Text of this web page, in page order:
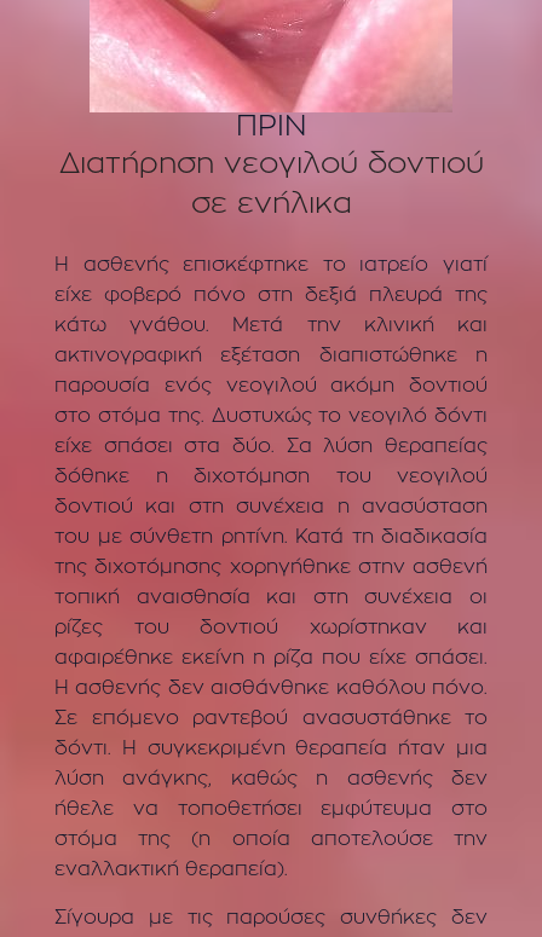
ΠΡΙΝ
Διατήρηση νεογιλού δοντιού
σε ενήλικα
Η ασθενής επισκέφτηκε το ιατρείο γιατί
είχε φοβερό πόνο στη δεξιά πλευρά της
κάτω γνάθου. Μετά την κλινική και
ακτινογραφική εξέταση διαπιστώθηκε η
παρουσία ενός νεογιλού ακόμη δοντιού
στο στόμα της. Δυστυχώς το νεογιλό δόντι
είχε σπάσει στα δύο. Σα λύση θεραπείας
δόθηκε η διχοτόμηση του νεογιλού
δοντιού και στη συνέχεια η ανασύσταση
του με σύνθετη ρητίνη. Κατά τη διαδικασία
της διχοτόμησης χορηγήθηκε στην ασθενή
τοπική αναισθησία και στη συνέχεια οι
ρίζες του δοντιού χωρίστηκαν και
αφαιρέθηκε εκείνη η ρίζα που είχε σπάσει.
Η ασθενής δεν αισθάνθηκε καθόλου πόνο.
Σε επόμενο ραντεβού ανασυστάθηκε το
δόντι. Η συγκεκριμένη θεραπεία ήταν μια
λύση ανάγκης, καθώς η ασθενής δεν
ήθελε να τοποθετήσει εμφύτευμα στο
στόμα της (η οποία αποτελούσε την
εναλλακτική θεραπεία).
Σίγουρα με τις παρούσες συνθήκες δεν